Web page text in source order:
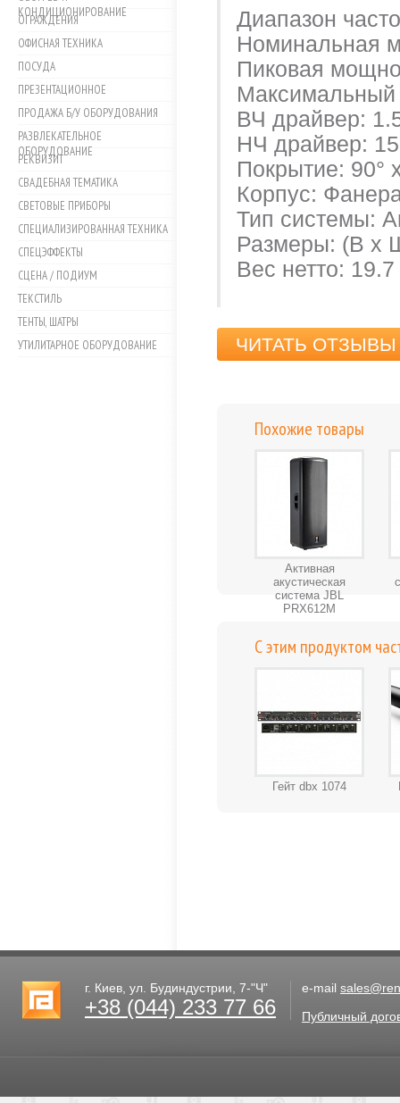
КОНДИЦИОНИРОВАНИЕ
ОГРАЖДЕНИЯ
ОФИСНАЯ ТЕХНИКА
ПОСУДА
ПРЕЗЕНТАЦИОННОЕ
ПРОДАЖА Б/У ОБОРУДОВАНИЯ
РАЗВЛЕКАТЕЛЬНОЕ
ОБОРУДОВАНИЕ
РЕКВИЗИТ
СВАДЕБНАЯ ТЕМАТИКА
СВЕТОВЫЕ ПРИБОРЫ
СПЕЦИАЛИЗИРОВАННАЯ ТЕХНИКА
СПЕЦЭФФЕКТЫ
СЦЕНА / ПОДИУМ
ТЕКСТИЛЬ
ТЕНТЫ, ШАТРЫ
УТИЛИТАРНОЕ ОБОРУДОВАНИЕ
Диапазон
Номинальная
Пиковая
Максимальный
ВЧ драйвер:
НЧ драйвер:
Покрытие: 90°
Корпус:
Тип системы:
Размеры: (В x
Вес нетто:
ЧИТАТЬ ОТЗЫВЫ
Похожие товары
Активная
акустическая
система JBL
PRX612M
С этим продуктом
Гейт dbx 1074
г. Киев, ул. Будиндустрии, 7-"Ч"
+38 (044) 233 77 66
e-mail
Публичный